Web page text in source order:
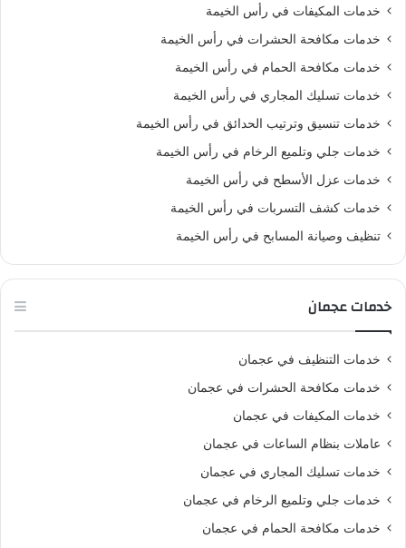
خدمات المكيفات في رأس الخيمة
خدمات مكافحة الحشرات في رأس الخيمة
خدمات مكافحة الحمام في رأس الخيمة
خدمات تسليك المجاري في رأس الخيمة
خدمات تنسيق وترتيب الحدائق في رأس الخيمة
خدمات جلي وتلميع الرخام في رأس الخيمة
خدمات عزل الأسطح في رأس الخيمة
خدمات كشف التسربات في رأس الخيمة
تنظيف وصيانة المسابح في رأس الخيمة
خدمات عجمان
خدمات التنظيف في عجمان
خدمات مكافحة الحشرات في عجمان
خدمات المكيفات في عجمان
عاملات بنظام الساعات في عجمان
خدمات تسليك المجاري في عجمان
خدمات جلي وتلميع الرخام في عجمان
خدمات مكافحة الحمام في عجمان